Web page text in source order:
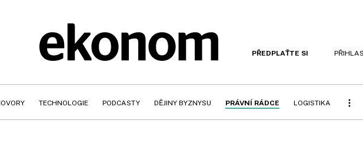
PŘEDPLAŤTE SI
TECHNOLOGIE PODCASTY DĚJINY BYZNYSU PRÁVNÍ RÁDCE LOGISTIKA